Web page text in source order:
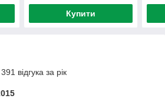
Купити
відгука за рік